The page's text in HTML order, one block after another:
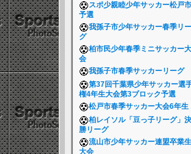
スポ少親睦少年サッカー松戸市
予選
我孫子市少年サッカー春季リー
グ
柏市民少年春季ミニサッカー大
会
我孫子市春季サッカーリーグ
第37回千葉県少年サッカー選
権4年生大会第3ブロック予選
松戸市春季サッカー大会6年生
柏レイソル「豆っ子リーグ」決
勝リーグ
流山市少年サッカー連盟卒業生
大会